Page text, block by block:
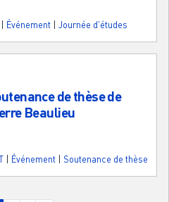
Événement Journée d'études
de thèse de
Beaulieu
Événement Soutenance de thèse